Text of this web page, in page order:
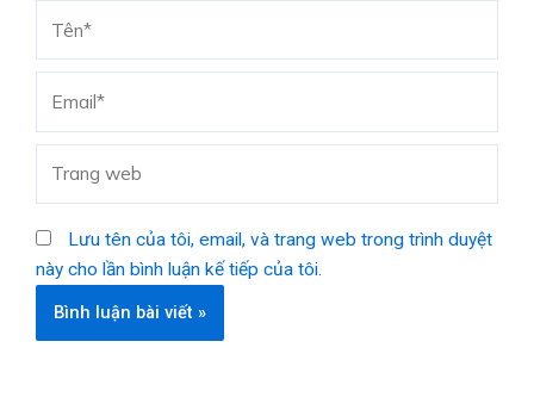
web
Lưu tên của tôi, email, và trang web trong trình duyệt
này cho lần bình luận kế tiếp của tôi.